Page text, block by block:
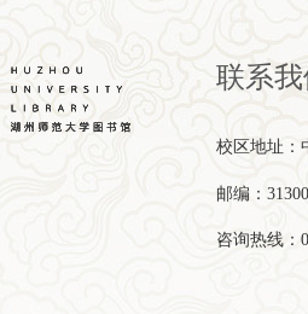
联系
校区地址：
邮编：
咨询热线：